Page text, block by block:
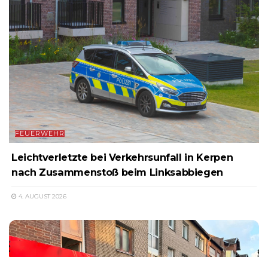
FEUERWEHR
Leichtverletzte bei Verkehrsunfall in Kerpen
nach Zusammenstoß beim Linksabbiegen
4. AUGUST 2026